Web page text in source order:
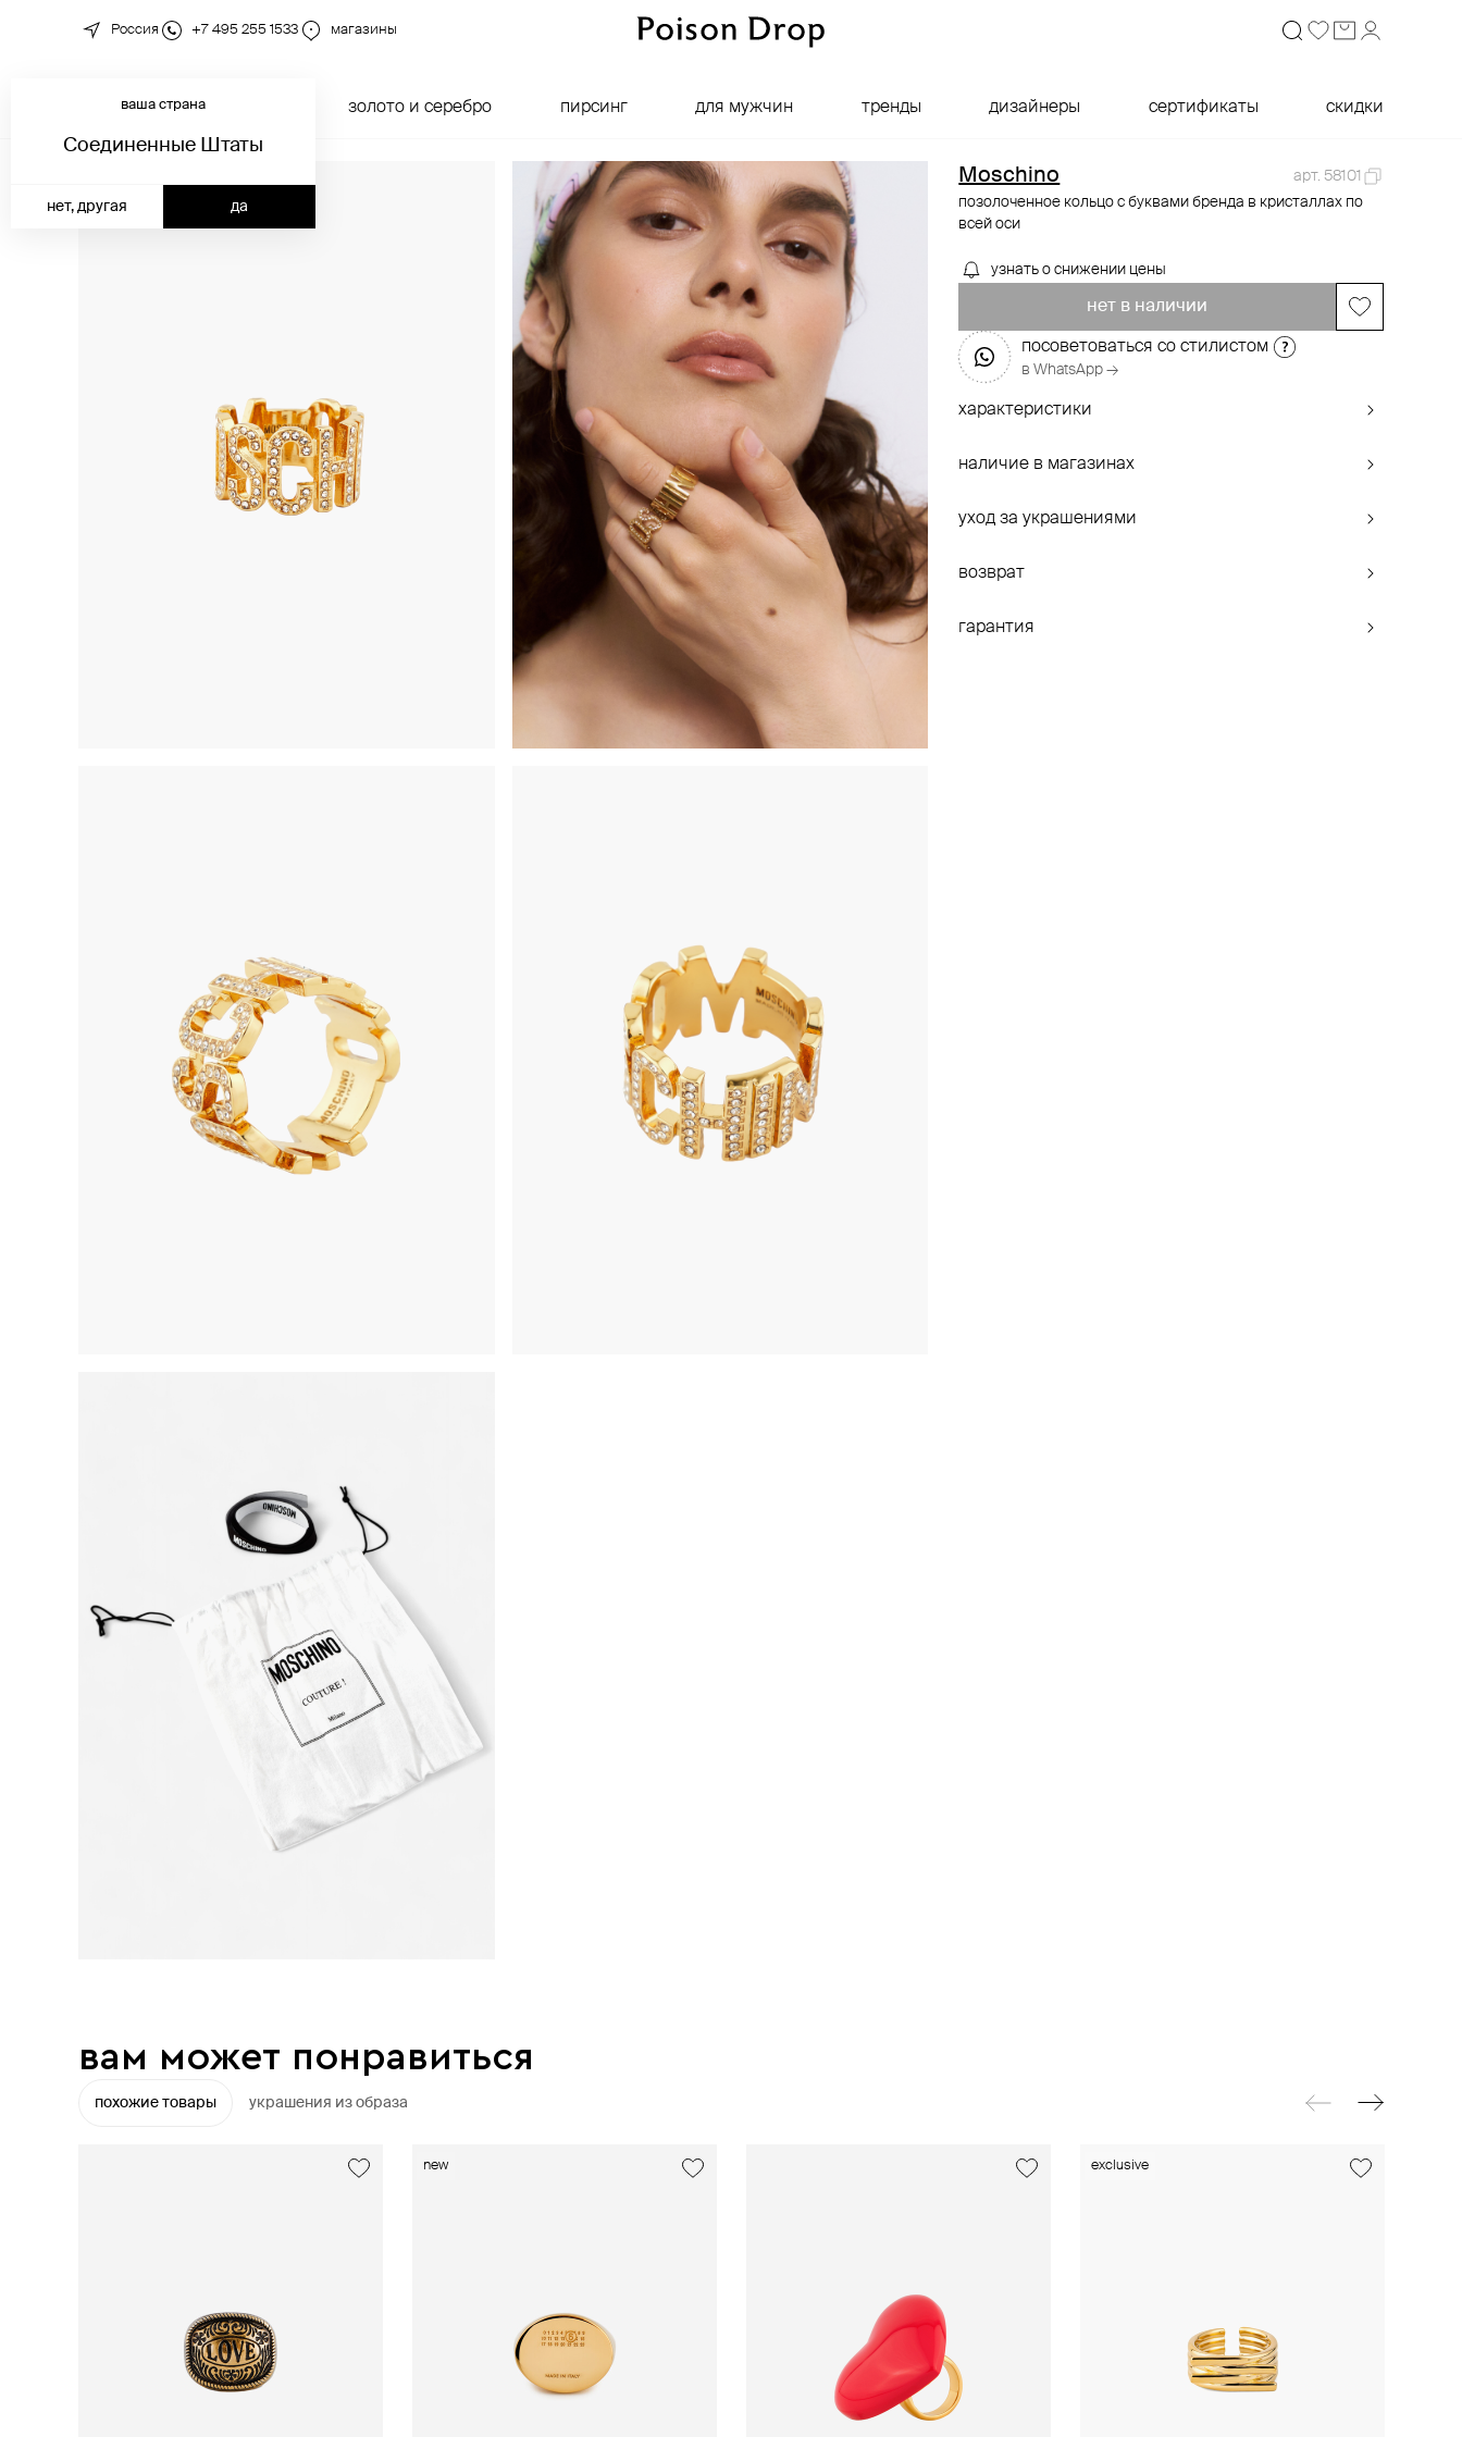
Россия +7 495 255 1533 магазины
новинки золото и серебро пирсинг для мужчин тренды дизайнеры сертификаты скидки
ваша страна
Соединенные Штаты
да
нет, другая
Moschino
арт. 58101
позолоченное кольцо с буквами бренда в кристаллах по
всей оси
узнать о снижении цены
нет в наличии
посоветоваться со стилистом
в WhatsApp →
характеристики
наличие в магазинах
уход за украшениями
возврат
гарантия
вам может понравиться
похожие товары украшения из образа
new exclusive
exclusive
exclusive